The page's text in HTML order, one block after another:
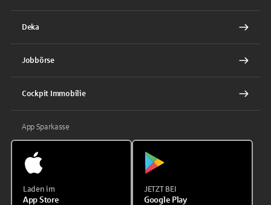
Deka
Jobbörse
Cockpit Immobilie
App Sparkasse
Laden im
App Store
JETZT BEI
Google Play